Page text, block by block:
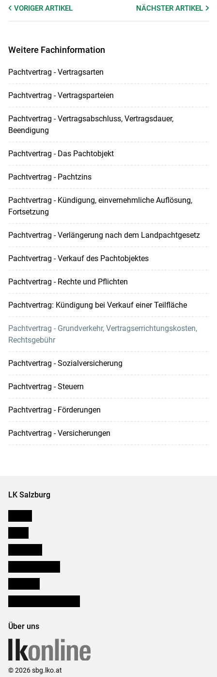
VORIGER ARTIKEL NÄCHSTERARTIKEL
Weitere Fachinformation
Pachtvertrag - Vertragsarten
Pachtvertrag - Vertragsparteien
Pachtvertrag - Vertragsabschluss, Vertragsdauer,
Beendigung
Pachtvertrag - Das Pachtobjekt
Pachtvertrag - Pachtzins
Pachtvertrag - Kündigung, einvernehmliche Auflösung,
Fortsetzung
Pachtvertrag - Verlängerung nach dem Landpachtgesetz
Pachtvertrag - Verkauf des Pachtobjektes
Pachtvertrag - Rechte und Pflichten
Pachtvertrag: Kündigung bei Verkauf einer Teilfläche
Pachtvertrag - Grundverkehr, Vertragserrichtungskosten,
Rechtsgebühr
Pachtvertrag - Sozialversicherung
Pachtvertrag - Steuern
Pachtvertrag - Förderungen
Pachtvertrag - Versicherungen
LK Salzburg
Über uns
© 2026 sbg.lko.at